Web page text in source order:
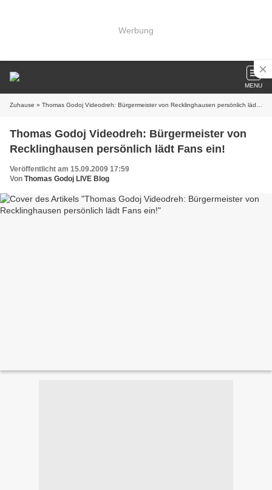
Werbung
MENU
Zuhause » Thomas Godoj Videodreh: Bürgermeister von Recklinghausen persönlich lädt Fans ein!
Thomas Godoj Videodreh: Bürgermeister von
Recklinghausen persönlich lädt Fans ein!
Veröffentlicht am 15.09.2009 17:59
Von Thomas Godoj LIVE Blog